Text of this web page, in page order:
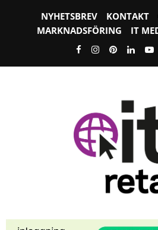
NYHETSBREV KONTAKT
MARKNADSFÖRING
IT